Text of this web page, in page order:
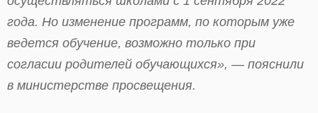
года. Но изменение программ, по которым уже
ведется обучение, возможно только при
согласии родителей обучающихся», — пояснили
в министерстве просвещения.